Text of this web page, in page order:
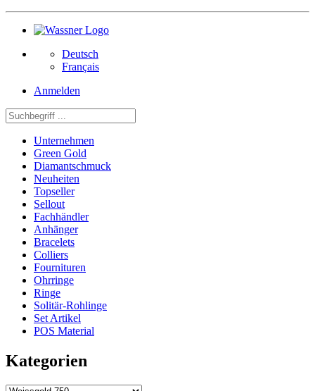
Deutsch
Français
Anmelden
Unternehmen
Green Gold
Diamantschmuck
Neuheiten
Topseller
Sellout
Fachhändler
Anhänger
Bracelets
Colliers
Fournituren
Ohrringe
Ringe
Solitär-Rohlinge
Set Artikel
POS Material
Kategorien